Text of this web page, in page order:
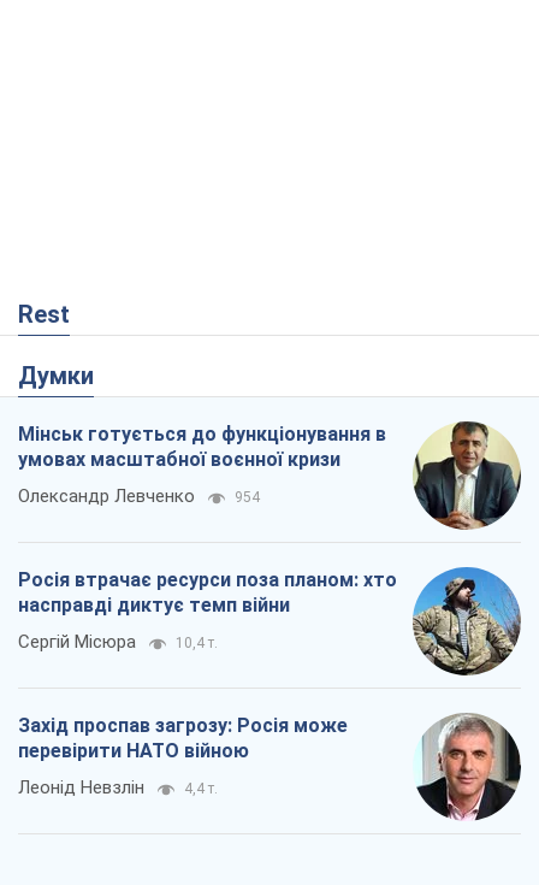
Rest
Думки
Мінськ готується до функціонування в
умовах масштабної воєнної кризи
Олександр Левченко 954
Росія втрачає ресурси поза планом: хто
насправді диктує темп війни
Сергій Місюра 10,4 т.
Захід проспав загрозу: Росія може
перевірити НАТО війною
Леонід Невзлін 4,4 т.